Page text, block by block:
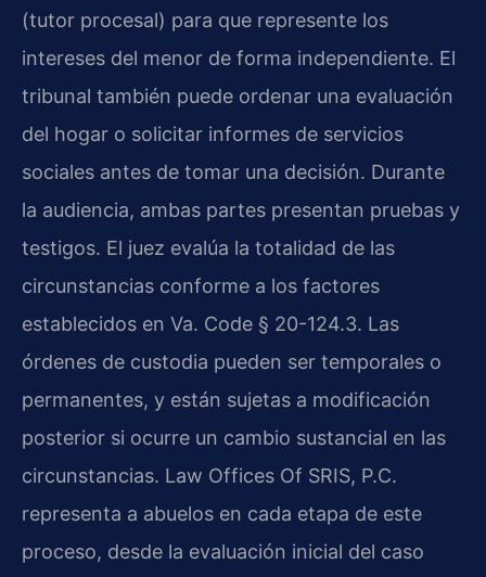
(tutor procesal) para que represente los
intereses del menor de forma independiente. El
tribunal también puede ordenar una evaluación
del hogar o solicitar informes de servicios
sociales antes de tomar una decisión. Durante
la audiencia, ambas partes presentan pruebas y
testigos. El juez evalúa la totalidad de las
circunstancias conforme a los factores
establecidos en Va. Code § 20-124.3. Las
órdenes de custodia pueden ser temporales o
permanentes, y están sujetas a modificación
posterior si ocurre un cambio sustancial en las
circunstancias. Law Offices Of SRIS, P.C.
representa a abuelos en cada etapa de este
proceso, desde la evaluación inicial del caso